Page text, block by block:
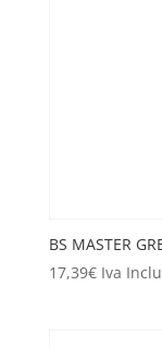
BS MASTER
17,39€ Iva